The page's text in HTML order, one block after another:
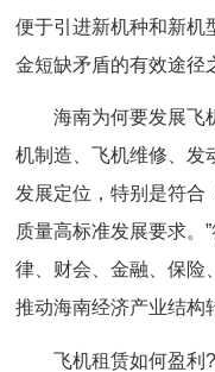
便于引进新机种和新机
金短缺矛盾的有效途径
海南为何要发展飞
机制造、飞机维修、发
发展定位，特别是符合
质量高标准发展要求。
律、财会、金融、保险
推动海南经济产业结构
飞机租赁如何盈利